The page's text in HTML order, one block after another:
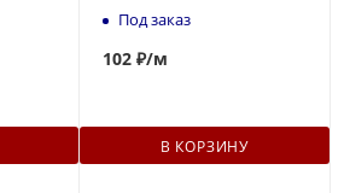
Под заказ
102 ₽/м
В КОРЗИНУ